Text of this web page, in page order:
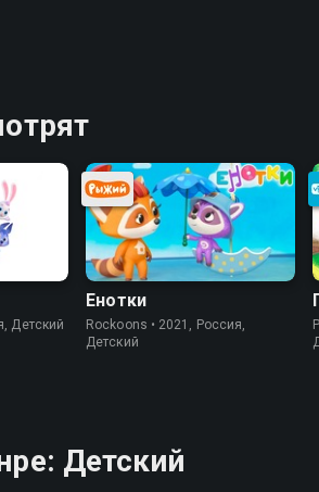
Детский
Енотки
Rockoons • 2021, Россия,
Детский
Детский